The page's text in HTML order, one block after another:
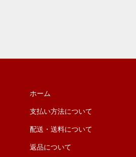
ホーム
支払い方法について
配送・送料について
返品について